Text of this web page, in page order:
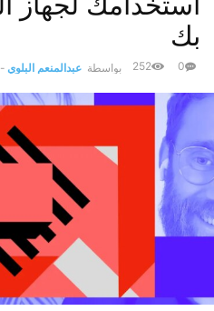
بك
بواسطة عبدالمنعم البلوي - 0
252